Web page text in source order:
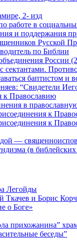
2- изд
работе в
и поддержания
Русской
по Библии
России
сектантами.
баптистом и
“Свидетели
к Православию
в
к
к
—
(в
Легойды
Ткачев и Борис
о Боге»
прихожанина”
беседы”